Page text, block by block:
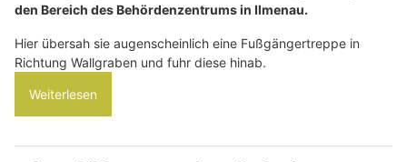
den Bereich des Behördenzentrums in Ilmenau.
Hier übersah sie augenscheinlich eine Fußgängertreppe in
Richtung Wallgraben und fuhr diese hinab.
Weiterlesen